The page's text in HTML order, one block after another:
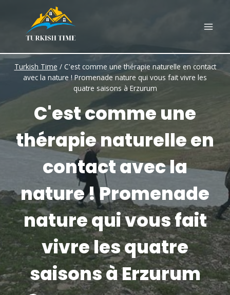
content
Turkish Time / C'est comme une thérapie naturelle en contact
avec la nature ! Promenade nature qui vous fait vivre les
quatre saisons à Erzurum
C'est comme une
thérapie naturelle en
contact avec la
nature ! Promenade
nature qui vous fait
vivre les quatre
saisons à Erzurum